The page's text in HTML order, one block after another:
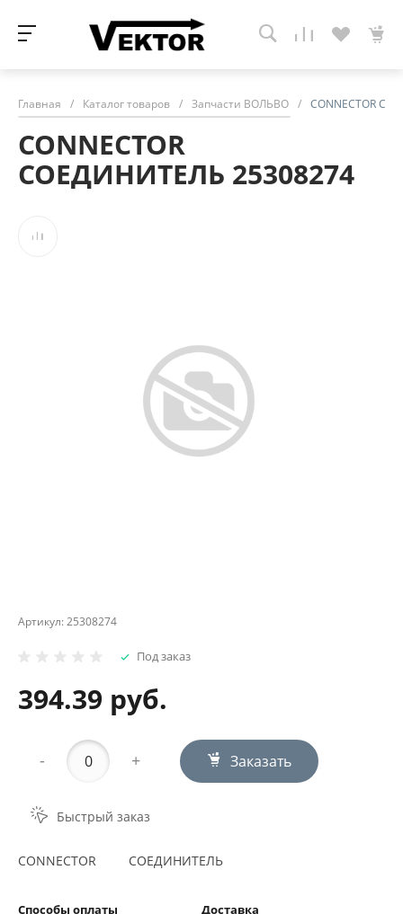
Главная / Каталог товаров / Запчасти ВОЛЬВО / CONNECTOR
CONNECTOR
СОЕДИНИТЕЛЬ 25308274
Артикул:25308274
Под заказ
394.39 руб.
- + Заказать
Быстрый заказ
CONNECTOR СОЕДИНИТЕЛЬ
Способы оплаты Доставка